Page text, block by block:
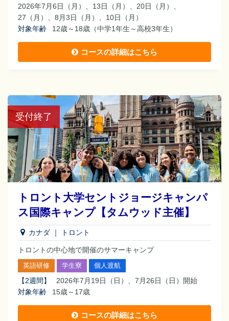
2026年7月6日（月）、13日（月）、20日（月）、
27（月）、8月3日（月）、10日（月）
対象年齢
12歳～18歳（中学1年生～高校3年生）
コースの詳細はこちら
受付終了
トロント大学セントジョージキャンパ
ス国際キャンプ【タムウッド主催】
カナダ｜ トロント
トロントの中心地で開催のサマーキャンプ
英語研修 学生寮 個人渡航
【2週間 】
2026年7月19日（日）、7月26日（日）開始
対象年齢
15歳～17歳
コースの詳細はこちら